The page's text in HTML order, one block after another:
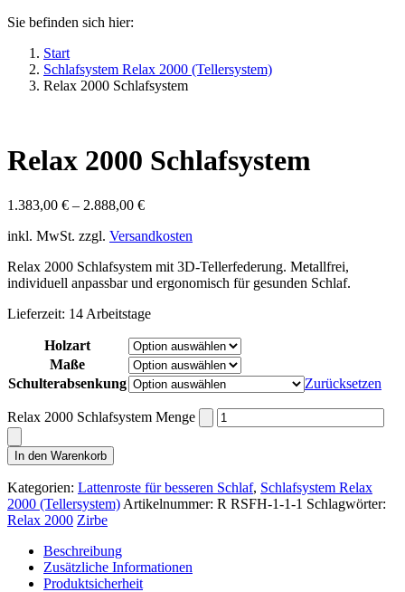
Sie befinden sich hier:
Start
Schlafsystem Relax 2000 (Tellersystem)
Relax 2000 Schlafsystem
Relax 2000 Schlafsystem
1.383,00 € – 2.888,00 €
inkl. MwSt. zzgl. Versandkosten
Relax 2000 Schlafsystem mit 3D-Tellerfederung. Metallfrei,
individuell anpassbar und ergonomisch für gesunden Schlaf.
Lieferzeit: 14 Arbeitstage
Holzart
Maße
Schulterabsenkung
Zurücksetzen
Relax 2000 Schlafsystem Menge
In den Warenkorb
Kategorien: Lattenroste für besseren Schlaf, Schlafsystem Relax
2000 (Tellersystem) Artikelnummer: R RSFH-1-1-1 Schlagwörter:
Relax 2000 Zirbe
Beschreibung
Zusätzliche Informationen
Produktsicherheit